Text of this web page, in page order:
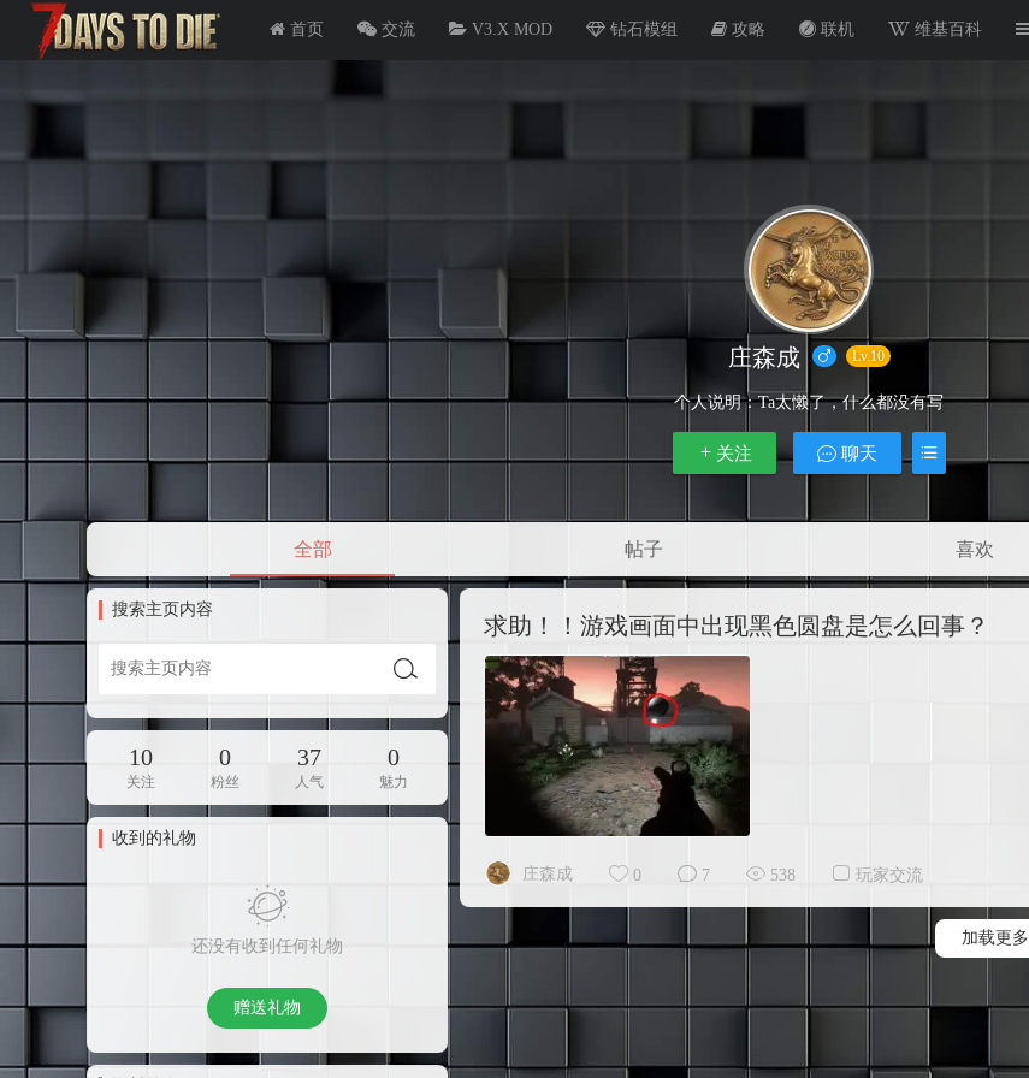
首页 交流 V3.X MOD 钻石模组 攻略 联机 维基百科
庄森成 Lv.10
个人说明：Ta太懒了，什么都没有写
关注 聊天
全部 帖子 喜欢
搜索主页内容
10
关注
0
粉丝
37
人气
0
魅力
收到的礼物
还没有收到任何礼物
赠送礼物
求助！！游戏画面中出现黑色圆盘是怎么回事？
庄森成 0 7 538 玩家交流
加载更多